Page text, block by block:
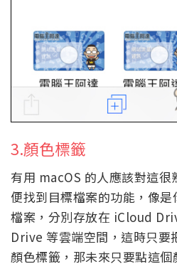
3.顏色標籤
有用 macOS 的人應該對這
便找到目標檔案的功能，像
檔案，分別存放在 iCloud
Drive 等雲端空間，這時只要
顏色標籤，那未來只要點這